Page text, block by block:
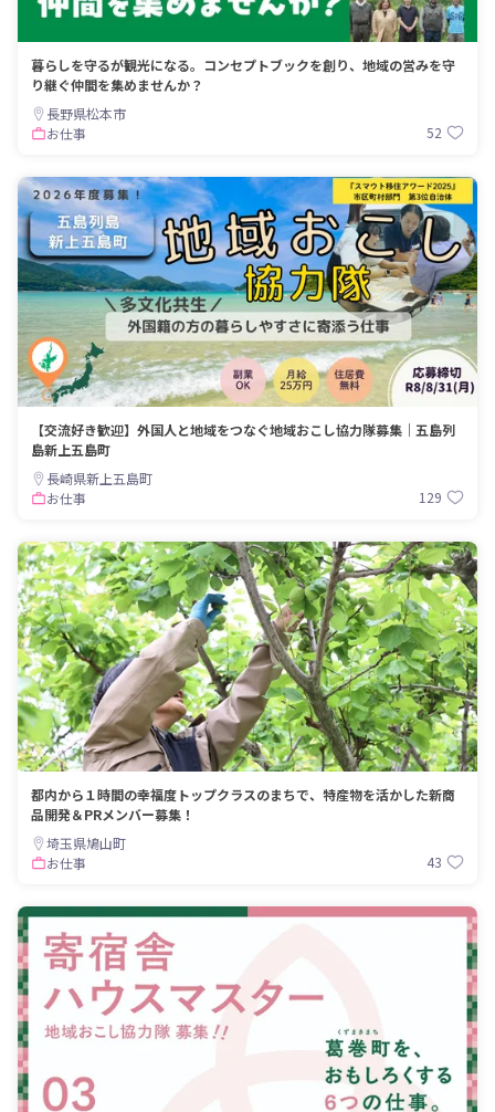
暮らしを守るが観光になる。コンセプトブックを創り、地域の営みを守
り継ぐ仲間を集めませんか？
長野県松本市
お仕事
52
【交流好き歓迎】外国人と地域をつなぐ地域おこし協力隊募集｜五島列
島新上五島町
長崎県新上五島町
お仕事
129
都内から１時間の幸福度トップクラスのまちで、特産物を活かした新商
品開発＆PRメンバー募集！
埼玉県鳩山町
お仕事
43